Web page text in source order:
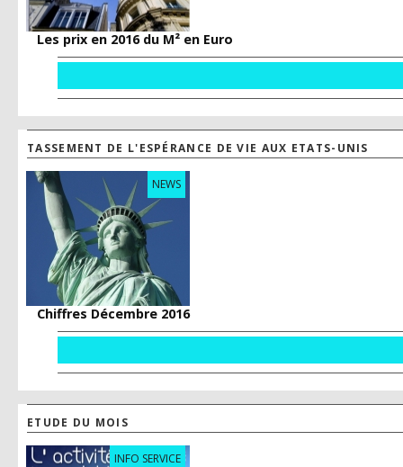
Les prix en 2016 du M² en Euro
TASSEMENT DE L'ESPÉRANCE DE VIE AUX ETATS-UNIS
NEWS
Chiffres Décembre 2016
ETUDE DU MOIS
INFO SERVICE